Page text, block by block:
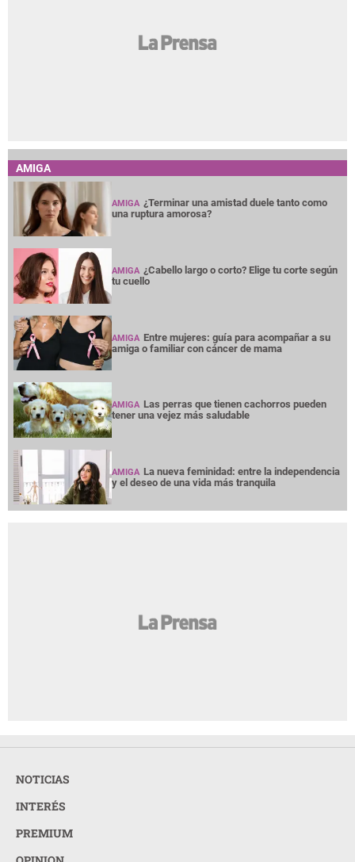
AMIGA
AMIGA ¿Terminar una amistad duele tanto como
una ruptura amorosa?
AMIGA ¿Cabello largo o corto? Elige tu corte según
tu cuello
AMIGA Entre mujeres: guía para acompañar a su
amiga o familiar con cáncer de mama
AMIGA Las perras que tienen cachorros pueden
tener una vejez más saludable
AMIGA La nueva feminidad: entre la independencia
y el deseo de una vida más tranquila
NOTICIAS
INTERÉS
PREMIUM